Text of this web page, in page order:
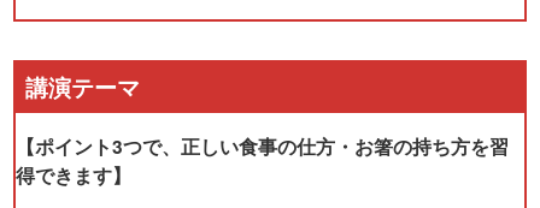
講演テーマ
【ポイント3つで、正しい食事の仕方・お箸の持ち方を習
得できます】